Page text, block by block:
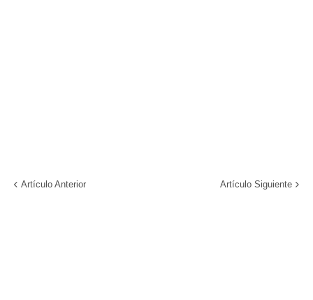
Artículo Anterior Artículo Siguiente